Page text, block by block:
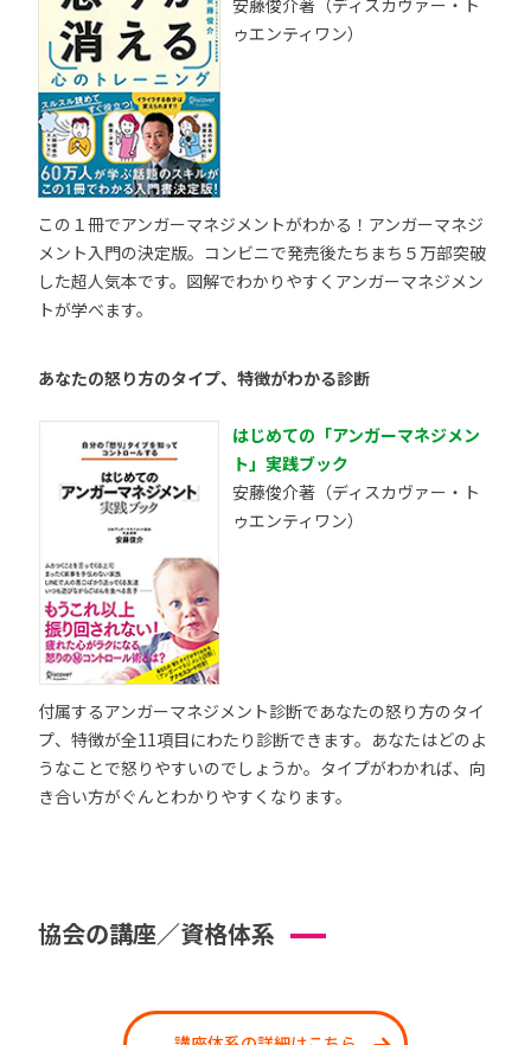
ゥエンティワン）
この１冊でアンガーマネジメントがわかる！アンガーマネジ
メント入門の決定版。コンビニで発売後たちまち５万部突破
した超人気本です。図解でわかりやすくアンガーマネジメン
トが学べます。
あなたの怒り方のタイプ、特徴がわかる診断
はじめての「アンガーマネジメン
ト」実践ブック
安藤俊介著（ディスカヴァー・ト
ゥエンティワン）
付属するアンガーマネジメント診断であなたの怒り方のタイ
プ、特徴が全11項目にわたり診断できます。あなたはどのよ
うなことで怒りやすいのでしょうか。タイプがわかれば、向
き合い方がぐんとわかりやすくなります。
協会の講座／資格体系